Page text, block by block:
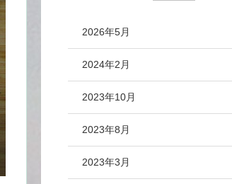
2026年5月
2024年2月
2023年10月
2023年8月
2023年3月